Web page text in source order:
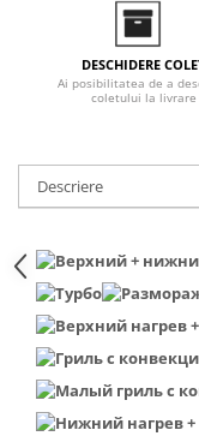
DESCHIDERE
Ai posibilitatea de a
coletului la livrare
Descriere